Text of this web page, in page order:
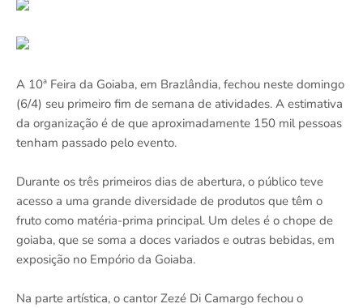
A 10ª Feira da Goiaba, em Brazlândia, fechou neste domingo
(6/4) seu primeiro fim de semana de atividades. A estimativa
da organização é de que aproximadamente 150 mil pessoas
tenham passado pelo evento.
Durante os três primeiros dias de abertura, o público teve
acesso a uma grande diversidade de produtos que têm o
fruto como matéria-prima principal. Um deles é o chope de
goiaba, que se soma a doces variados e outras bebidas, em
exposição no Empório da Goiaba.
Na parte artística, o cantor Zezé Di Camargo fechou o